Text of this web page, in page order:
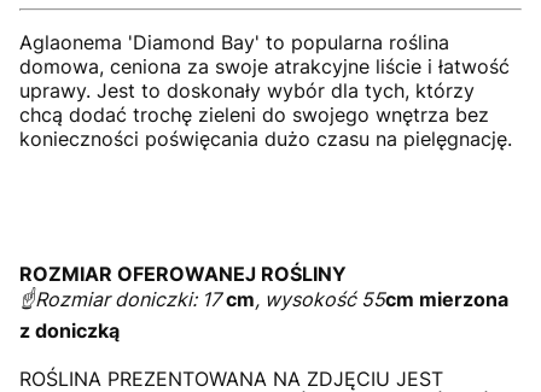
Aglaonema 'Diamond Bay' to popularna roślina
domowa, ceniona za swoje atrakcyjne liście i łatwość
uprawy. Jest to doskonały wybór dla tych, którzy
chcą dodać trochę zieleni do swojego wnętrza bez
konieczności poświęcania dużo czasu na pielęgnację.
ROZMIAR OFEROWANEJ ROŚLINY
☝️Rozmiar doniczki: 17cm, wysokość 55cm mierzona
z doniczką
ROŚLINA PREZENTOWANA NA ZDJĘCIU JEST